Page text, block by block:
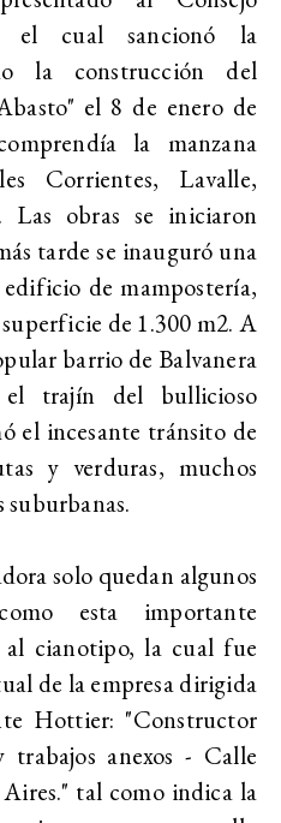
el cual sancionó la
la construcción del
el 8 de enero de
la manzana
Corrientes, Lavalle,
Las obras se iniciaron
tarde se inauguró una
de mampostería,
de 1.300 m2. A
barrio de Balvanera
trajín del bullicioso
el incesante tránsito de
y verduras, muchos
solo quedan algunos
esta importante
cianotipo, la cual fue
de la empresa dirigida
Hottier: "Constructor
trabajos anexos - Calle
tal como indica la